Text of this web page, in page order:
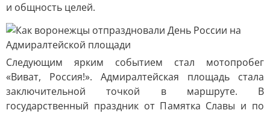
и общность целей.
Следующим ярким событием стал мотопробег
«Виват, Россия!». Адмиралтейская площадь стала
заключительной точкой в маршруте. В
государственный праздник от Памятка Славы и по